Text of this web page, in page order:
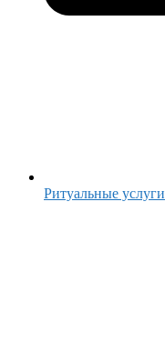
Ритуальные услуги